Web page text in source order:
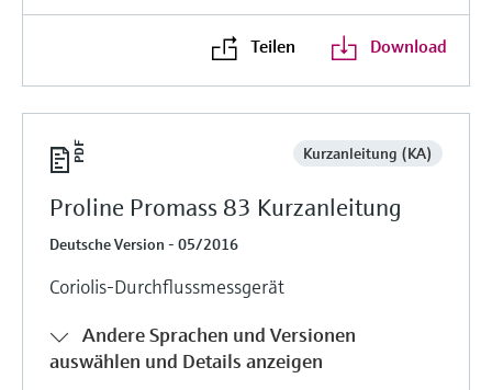
Teilen Download
Kurzanleitung (KA)
Proline Promass 83 Kurzanleitung
Deutsche Version - 05/2016
Coriolis-Durchflussmessgerät
Andere Sprachen und Versionen
auswählen und Details anzeigen